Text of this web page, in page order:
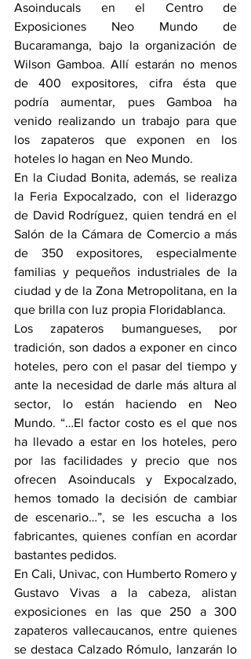
Asoinducals en el Centro de
Exposiciones Neo Mundo de
Bucaramanga, bajo la organización de
Wilson Gamboa. Allí estarán no menos
de 400 expositores, cifra ésta que
podría aumentar, pues Gamboa ha
venido realizando un trabajo para que
los zapateros que exponen en los
hoteles lo hagan en Neo Mundo.
En la Ciudad Bonita, además, se realiza
la Feria Expocalzado, con el liderazgo
de David Rodríguez, quien tendrá en el
Salón de la Cámara de Comercio a más
de 350 expositores, especialmente
familias y pequeños industriales de la
ciudad y de la Zona Metropolitana, en la
que brilla con luz propia Floridablanca.
Los zapateros bumangueses, por
tradición, son dados a exponer en cinco
hoteles, pero con el pasar del tiempo y
ante la necesidad de darle más altura al
sector, lo están haciendo en Neo
Mundo. “…El factor costo es el que nos
ha llevado a estar en los hoteles, pero
por las facilidades y precio que nos
ofrecen Asoinducals y Expocalzado,
hemos tomado la decisión de cambiar
de escenario…”, se les escucha a los
fabricantes, quienes confían en acordar
bastantes pedidos.
En Cali, Univac, con Humberto Romero y
Gustavo Vivas a la cabeza, alistan
exposiciones en las que 250 a 300
zapateros vallecaucanos, entre quienes
se destaca Calzado Rómulo, lanzarán lo